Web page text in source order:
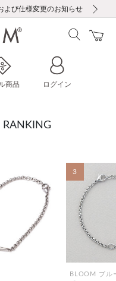
スのご案内
配への影響について
よび仕様変更のお知らせ
いてのご案内
24時間以内に発送
プレゼント！
ポンプレゼント
イントプレゼント
スのご案内
配への影響について
商品 ログイン
3
BLOOM ブル